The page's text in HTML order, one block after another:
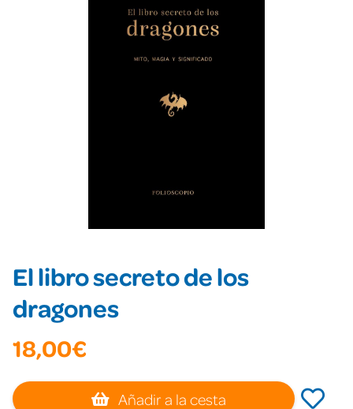
El libro secreto de los
dragones
18,00€
Añadir a la cesta